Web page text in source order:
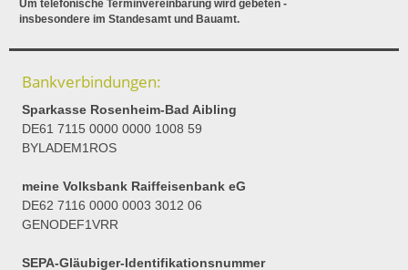
Um telefonische Terminvereinbarung wird gebeten -
insbesondere im Standesamt und Bauamt.
Bankverbindungen:
Sparkasse Rosenheim-Bad Aibling
DE61 7115 0000 0000 1008 59
BYLADEM1ROS
meine Volksbank Raiffeisenbank eG
DE62 7116 0000 0003 3012 06
GENODEF1VRR
SEPA-Gläubiger-Identifikationsnummer